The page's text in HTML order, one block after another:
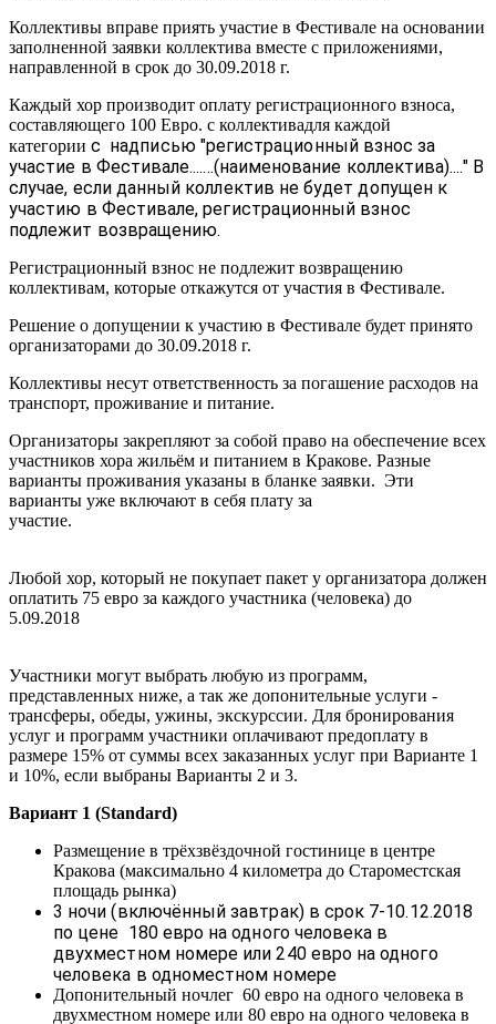
Коллективы вправе приять участие в Фестивале на основании
заполненной заявки коллектива вместе с приложениями,
направленной в срок до 30.09.2018 г.
Каждый хор производит оплату регистрационного взноса,
составляющего 100 Евро. с коллективадля каждой
категории с надписью "регистрационный взнос за
участие в Фестивале.......(наименование коллектива)...." В
случае, если данный коллектив не будет допущен к
участию в Фестивале, регистрационный взнос
подлежит возвращению.
Регистрационный взнос не подлежит возвращению
коллективам, которые откажутся от участия в Фестивале.
Решение о допущении к участию в Фестивале будет принято
организаторами до 30.09.2018 г.
Коллективы несут ответственность за погашение расходов на
транспорт, проживание и питание.
Организаторы закрепляют за собой право на обеспечение всех
участников хора жильём и питанием в Кракове. Разные
варианты проживания указаны в бланке заявки. Эти
варианты уже включают в себя плату за
Любой хор, который не покупает пакет у организатора должен
оплатить 75 евро за каждого участника (человека) до
Участники могут выбрать любую из программ,
представленных ниже, а так же допонительные услуги -
трансферы, обеды, ужины, экскурссии. Для бронирования
услуг и программ участники оплачивают предоплату в
размере 15% от суммы всех заказанных услуг при Варианте 1
и 10%, если выбраны Варианты 2 и 3.
Вариант 1 (Standard)
Размещение в трёхзвёздочной гостинице в центре
Кракова (максимально 4 километра до Староместская
площадь рынка)
3 ночи (включённый завтрак) в срок 7-10.12.2018
по цене 180 евро на одного человека в
двухместном номере или 240 евро на одного
человека в одноместном номере
Допонительный ночлег 60 евро на одного человека в
двухместном номере или 80 евро на одного человека в